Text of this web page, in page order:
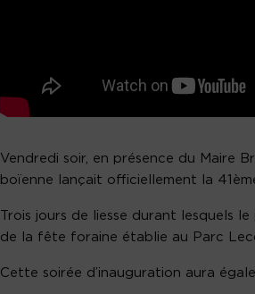
Vendredi soir, en présence du Maire
boïenne lançait officiellement la
Trois jours de liesse durant lesquels
de la fête foraine établie au Parc
Cette soirée d’inauguration aura